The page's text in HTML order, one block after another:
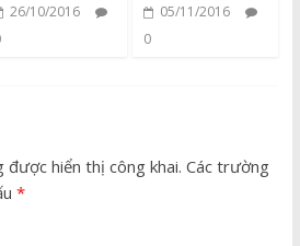
26/10/2016
05/11/2016
0
được hiển thị công khai. Các trường
*